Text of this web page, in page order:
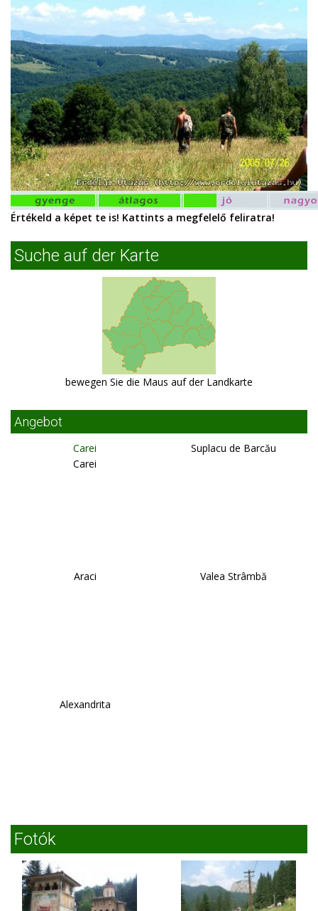
Értékeld a képet te is! Kattints a megfelelő feliratra!
Suche auf der Karte
bewegen Sie die Maus auf der Landkarte
Angebot
Carei
Carei
Suplacu de Barcău
Araci Valea Strâmbă
Alexandrita
Fotók